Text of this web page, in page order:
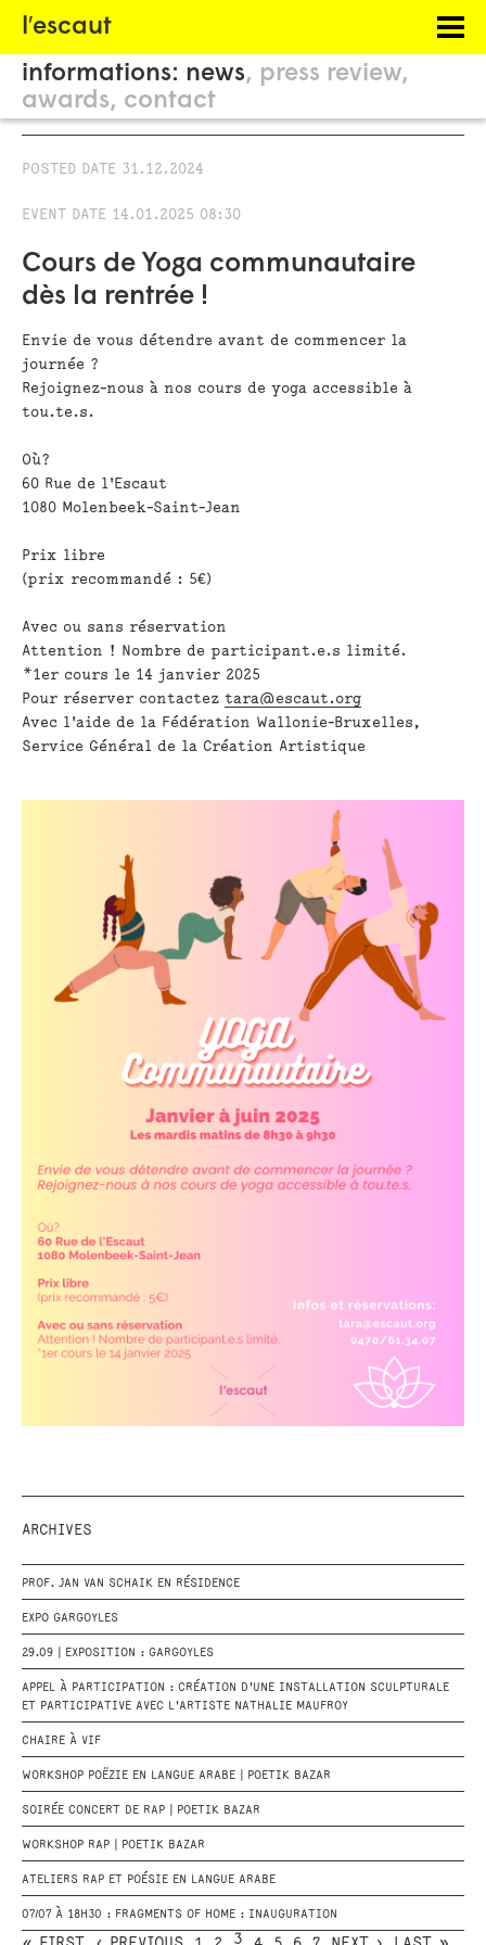
l′escaut
PHILOSOPHY
INFORMATION
informations: news
press review
awards
contact
POSTED DATE 31.12.2024
EVENT DATE 14.01.2025 08:30
Cours de Yoga communautaire
dès la rentrée !
Envie de vous détendre avant de commencer la
journée ?
Rejoignez-nous à nos cours de yoga accessible à
tou.te.s.
Où?
60 Rue de l'Escaut
1080 Molenbeek-Saint-Jean
Prix libre
(prix recommandé : 5€)
Avec ou sans réservation
Attention ! Nombre de participant.e.s limité.
*1er cours le 14 janvier 2025
Pour réserver contacteztara@escaut.org
Avec l'aide de la Fédération Wallonie-Bruxelles,
Service Général de la Création Artistique
ARCHIVES
PROF. JAN VAN SCHAIK EN RÉSIDENCE
EXPO GARGOYLES
29.09 | EXPOSITION : GARGOYLES
APPEL À PARTICIPATION : CRÉATION D'UNE INSTALLATION SCULPTURALE
ET PARTICIPATIVE AVEC L'ARTISTE NATHALIE MAUFROY
CHAIRE À VIF
WORKSHOP POËZIE EN LANGUE ARABE | POETIK BAZAR
SOIRÉE CONCERT DE RAP | POETIK BAZAR
WORKSHOP RAP | POETIK BAZAR
ATELIERS RAP ET POÉSIE EN LANGUE ARABE
07/07 À 18H30 : FRAGMENTS OF HOME : INAUGURATION
3